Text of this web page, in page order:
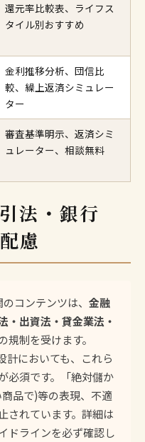
還元率比較表、ライフス
タイル別おすすめ
金利推移分析、団信比
較、繰上返済シミュレー
ター
審査基準明示、返済シミ
ュレーター、相談無料
法・銀行
慮
のコンテンツは、金融
・出資法・貸金業法・
規制を受けます。
計においても、これら
必須です。「絶対儲か
品で)等の表現、不適
されています。詳細は
ドラインを必ず確認し